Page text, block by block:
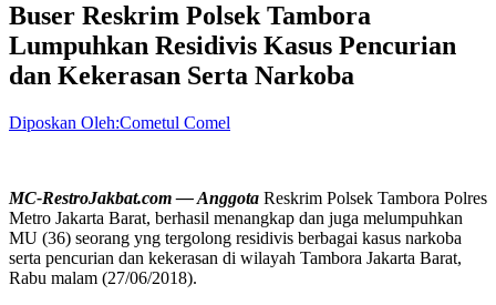
Buser Reskrim Polsek Tambora
Lumpuhkan Residivis Kasus Pencurian
dan Kekerasan Serta Narkoba
Diposkan Oleh:Cometul Comel
MC-RestroJakbat.com — Anggota Reskrim Polsek Tambora Polres
Metro Jakarta Barat, berhasil menangkap dan juga melumpuhkan
MU (36) seorang yng tergolong residivis berbagai kasus narkoba
serta pencurian dan kekerasan di wilayah Tambora Jakarta Barat,
Rabu malam (27/06/2018).